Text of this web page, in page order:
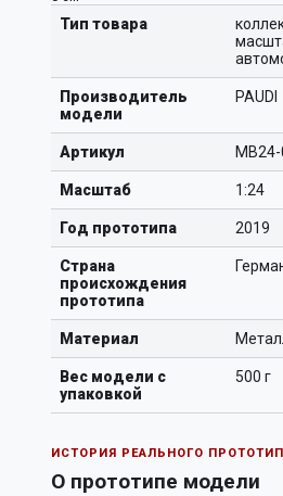
Тип товара
Производитель
модели
PAUDI
Артикул
Масштаб 1:24
Год прототипа 2019
Страна
происхождения
прототипа
Материал
Вес модели с
упаковкой
500 г
ИСТОРИЯ РЕАЛЬНОГО
О прототипе модели